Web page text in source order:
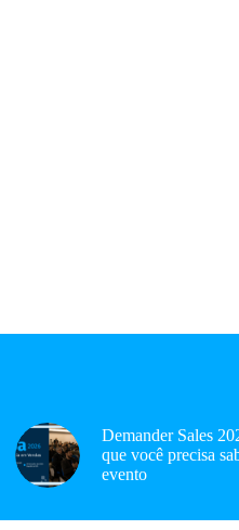
Demander Sales
que você precisa
evento